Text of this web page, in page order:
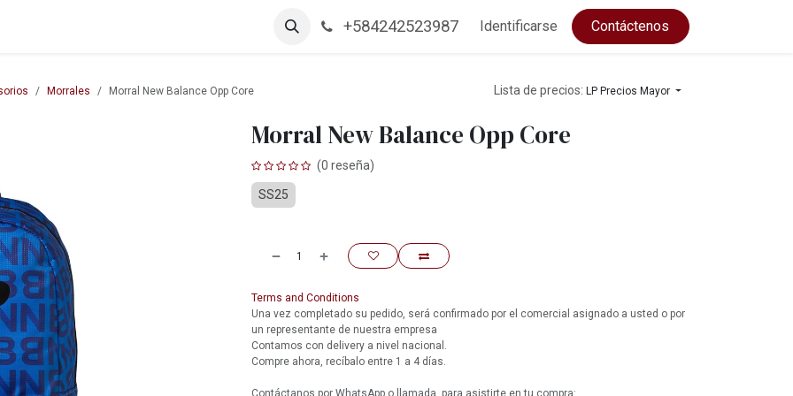
Empleos +584242523987 Identificarse Contáctenos
Morrales Morral New Balance Opp Core Lista de precios: LP Precios Mayor
Morral New Balance Opp Core
(0 reseña)
SS25
Terms and Conditions
Una vez completado su pedido, será confirmado por el comercial asignado a usted o por
un representante de nuestra empresa
Contamos con delivery a nivel nacional.
Compre ahora, recíbalo entre 1 a 4 días.
Contáctanos por WhatsApp o llamada, para asistirte en tu compra: